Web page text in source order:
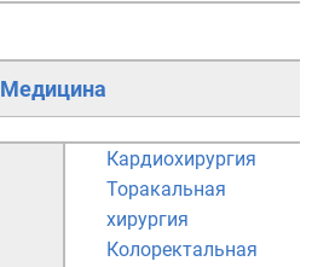
Медицина
Кардиохирургия
Торакальная
хирургия
Колоректальная